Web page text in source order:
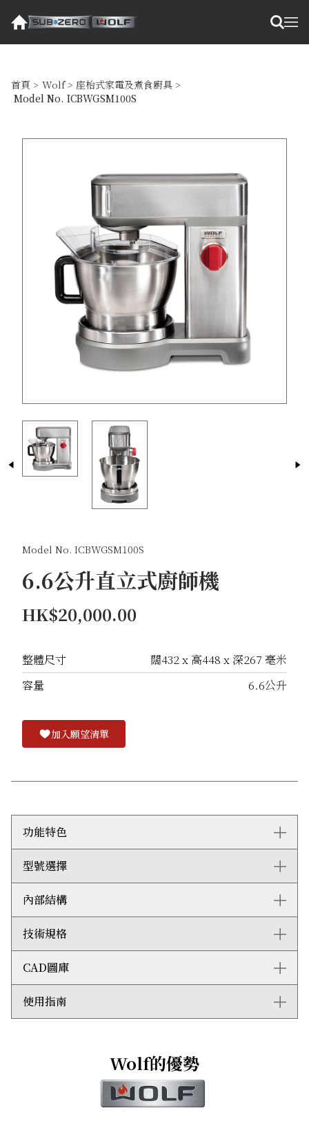
首頁 > Wolf > 座枱式家電及煮食廚具 >
Model No. ICBWGSM100S
Model No. ICBWGSM100S
6.6公升直立式廚師機
HK$20,000.00
整體尺寸
闊432 x 高448 x 深267 毫米
容量
6.6公升
加入願望清單
功能特色
即使是黏稠的麵團，強勁的摩打和傳動系統也能保持平穩
高速攪動。
Wolf獨有的攪拌碗設計容易調校，確保穩定。只要輕輕
變速顯示旋鈕讓您精準控制攪拌速度，配合脈衝攪拌功
能，能輕鬆將食材加入混合物中。
只要另行購買和安裝專用配件，便能處理更多種類的食
材，例如進行絞肉等工序。簡單方便的磁性配件蓋和上鎖
系統，令更換配件毫不費力。
專業級7夸脫不鏽鋼碗容量充足，可用來攪拌麵團或麵
攪拌器會圍繞攪拌碗雙向轉動，確保攪拌均勻。
攪拌碗採用多點上鎖設計，在攪拌時依然平穩牢固。
Wolf Gourmet直立式攪拌機的品質耐用，並提供五年
型號選擇
ICBWGSM100S
內部結構
產品包括：
直立式攪拌機
7夸脫攪拌碗
扁平攪拌器
打蛋器
技術規格
整體尺寸：闊432毫米 x 高448毫米 x 深267毫米
容量：6.6公升
運輸尺寸：闊508毫米 x 高495毫米 x 深333毫米
CAD圖庫
Nil
使用指南
Wolf的優勢